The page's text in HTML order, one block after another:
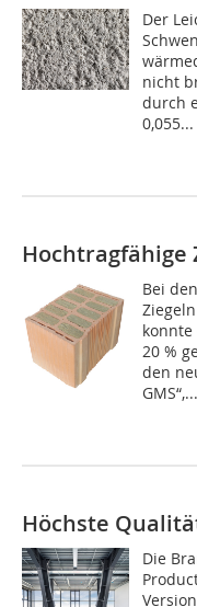
Der
nicht
durch
0,055...
Hochtragfähige
Bei
20 %
den
GMS“,...
Höchste
Die